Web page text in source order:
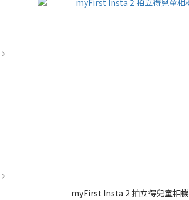
myFirst Insta 2 拍立得兒童相機